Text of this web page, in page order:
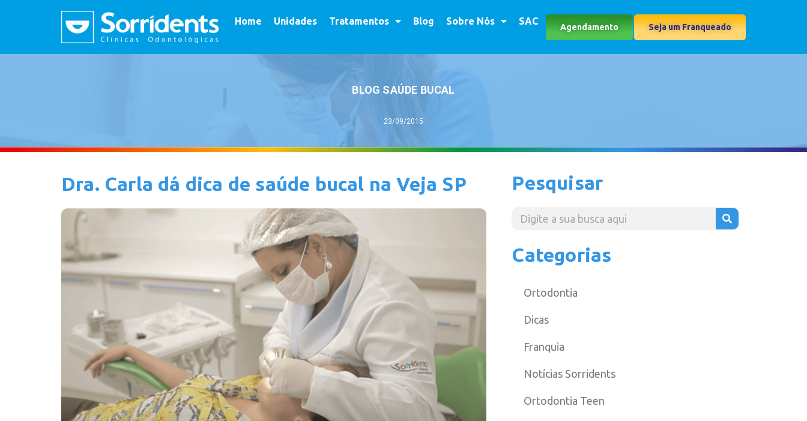
Home Unidades Tratamentos Blog Sobre Nós SAC
Agendamento Seja um Franqueado
BLOG SAÚDE BUCAL
23/09/2015
Dra. Carla dá dica de saúde bucal na Veja SP Pesquisar
Categorias
Ortodontia
Dicas
Franquia
Notícias Sorridents
Ortodontia Teen